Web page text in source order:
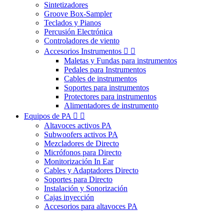
Sintetizadores
Groove Box-Sampler
Teclados y Pianos
Percusión Electrónica
Controladores de viento
Accesorios Instrumentos  
Maletas y Fundas para instrumentos
Pedales para Instrumentos
Cables de instrumentos
Soportes para instrumentos
Protectores para instrumentos
Alimentadores de instrumento
Equipos de PA  
Altavoces activos PA
Subwoofers activos PA
Mezcladores de Directo
Micrófonos para Directo
Monitorización In Ear
Cables y Adaptadores Directo
Soportes para Directo
Instalación y Sonorización
Cajas inyección
Accesorios para altavoces PA